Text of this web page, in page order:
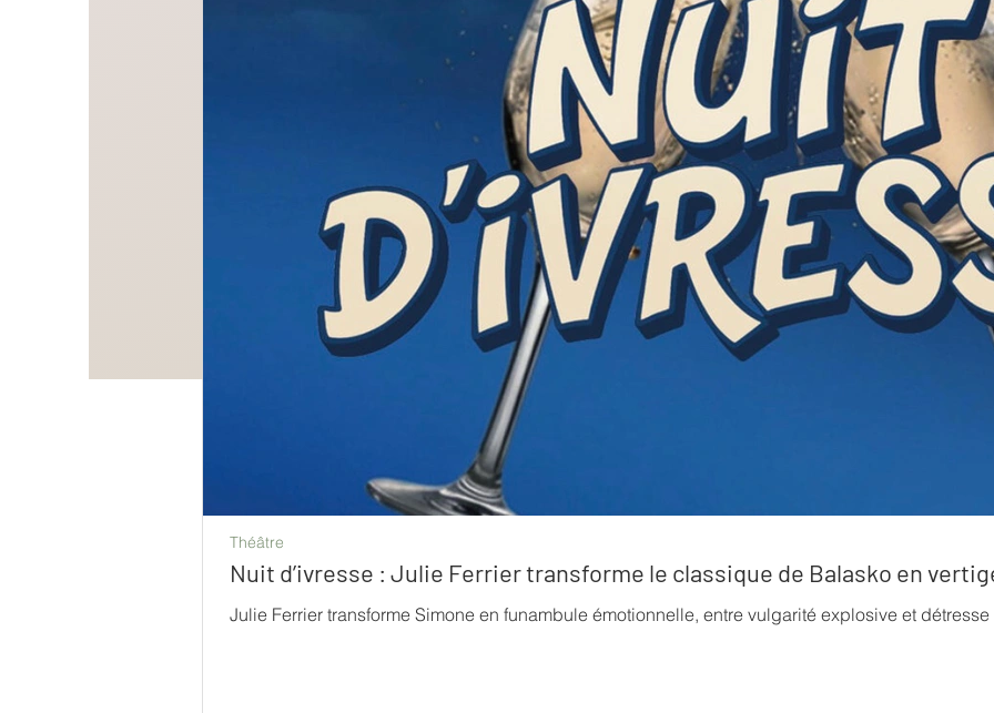
Nuit d’ivresse : Julie Ferrier transforme le classique de Balasko en
Julie Ferrier transforme Simone en funambule émotionnelle, entre vulgarité explosive et
Théâtre